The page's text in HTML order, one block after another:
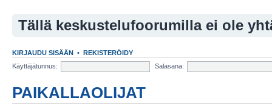
Tällä keskustelufoorumilla ei ole
KIRJAUDU SISÄÄN • REKISTERÖIDY
Käyttäjätunnus:
Salasana:
PAIKALLAOLIJAT